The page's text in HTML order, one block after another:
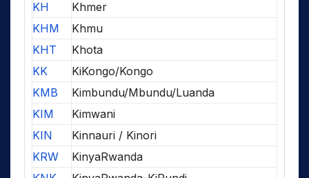
KH
Khmer
KHM
Khmu
KHT
Khota
KK
KiKongo/Kongo
KMB
Kimbundu/Mbundu/Luanda
KIM
Kimwani
KIN
Kinnauri / Kinori
KRW
KinyaRwanda